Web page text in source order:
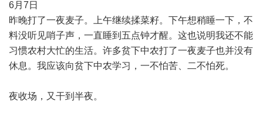
6月7日
昨晚打了一夜麦子。上午继续揉菜籽。下午想稍睡一下，不
料没听见哨子声，一直睡到五点钟才醒。这也说明我还不能
习惯农村大忙的生活。许多贫下中农打了一夜麦子也并没有
休息。我应该向贫下中农学习，一不怕苦、二不怕死。
夜收场，又干到半夜。